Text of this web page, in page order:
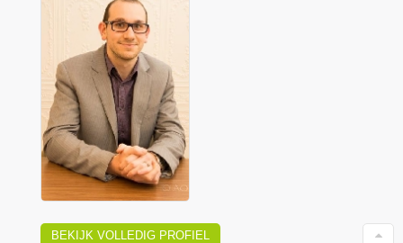
BEKIJK VOLLEDIG PROFIEL